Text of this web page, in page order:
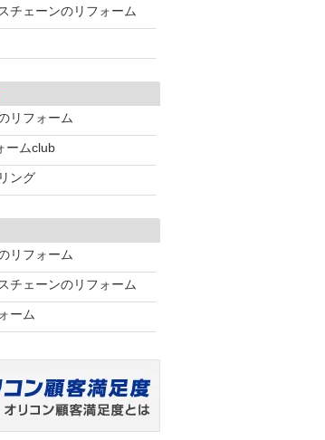
チェーンのリフォーム
リフォーム
ームclub
ング
リフォーム
チェーンのリフォーム
ーム